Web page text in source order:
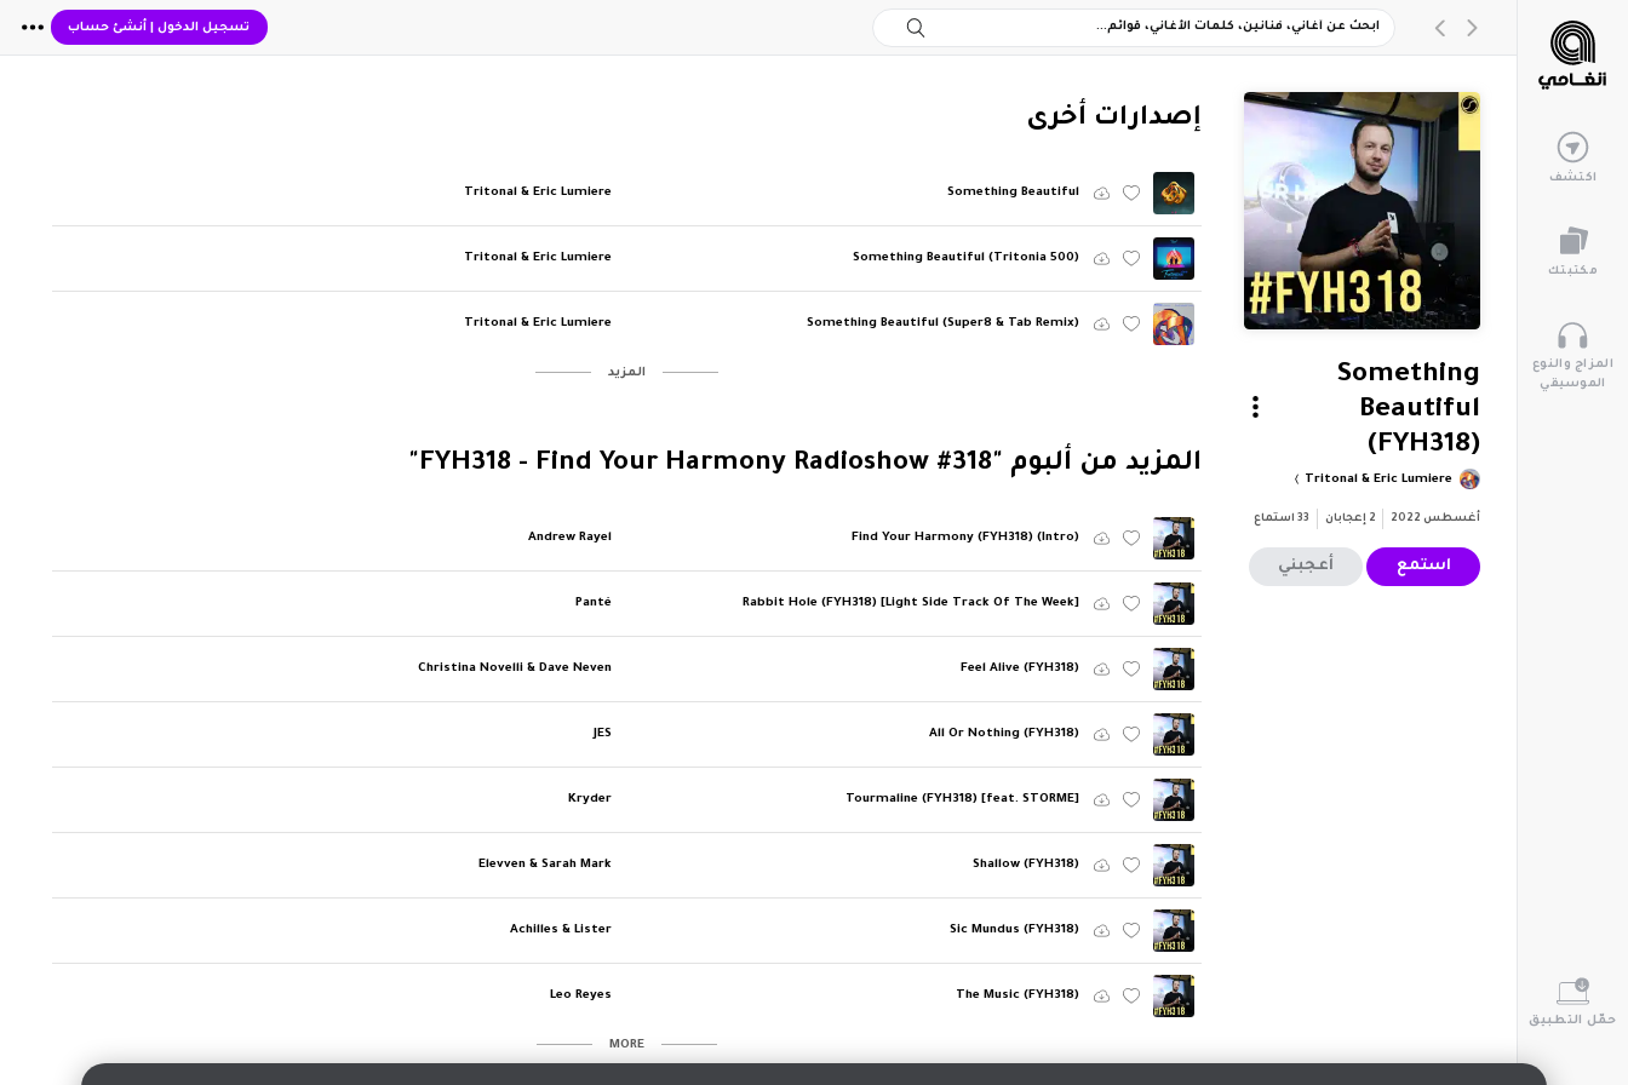
تسجيل الدخول| أنشئ حساب
اكتشف
مكتبتك
المزاج والنوع
الموسيقي
حمّل التطبيق
Something
Beautiful
(FYH318)
Tritonal & Eric Lumiere
أغسطس 2022 2 إعجابان 33 استماع
استمع أعجبني
‏إصدارات أخرى
Something Beautiful
Tritonal & Eric Lumiere
Something Beautiful (Tritonia 500)
Tritonal & Eric Lumiere
Something Beautiful (Super8 & Tab Remix)
Tritonal & Eric Lumiere
‏المزيد
‏المزيد من ألبوم "FYH318 - Find Your Harmony Radioshow #318"
Find Your Harmony (FYH318) (Intro)
Andrew Rayel
Rabbit Hole (FYH318) [Light Side Track Of The Week]
Panté
Feel Alive (FYH318)
Christina Novelli & Dave Neven
All Or Nothing (FYH318)
JES
Tourmaline (FYH318) [feat. STORME]
Kryder
Shallow (FYH318)
Elevven & Sarah Mark
Sic Mundus (FYH318)
Achilles & Lister
The Music (FYH318)
Leo Reyes
MORE